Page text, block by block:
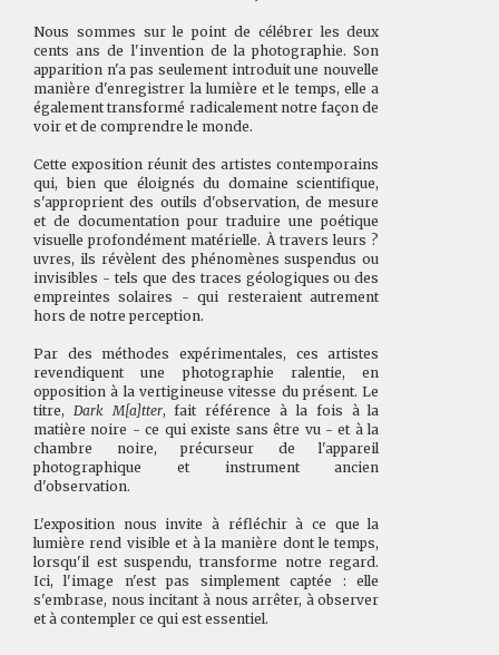
Nous sommes sur le point de célébrer les deux
cents ans de l'invention de la photographie. Son
apparition n'a pas seulement introduit une nouvelle
manière d'enregistrer la lumière et le temps, elle a
également transformé radicalement notre façon de
voir et de comprendre le monde.
Cette exposition réunit des artistes contemporains
qui, bien que éloignés du domaine scientifique,
s'approprient des outils d'observation, de mesure
et de documentation pour traduire une poétique
visuelle profondément matérielle. À travers leurs ?
uvres, ils révèlent des phénomènes suspendus ou
invisibles - tels que des traces géologiques ou des
empreintes solaires - qui resteraient autrement
hors de notre perception.
Par des méthodes expérimentales, ces artistes
revendiquent une photographie ralentie, en
opposition à la vertigineuse vitesse du présent. Le
titre, Dark M[a]tter, fait référence à la fois à la
matière noire - ce qui existe sans être vu - et à la
chambre noire, précurseur de l'appareil
photographique et instrument ancien
d'observation.
L'exposition nous invite à réfléchir à ce que la
lumière rend visible et à la manière dont le temps,
lorsqu'il est suspendu, transforme notre regard.
Ici, l'image n'est pas simplement captée : elle
s'embrase, nous incitant à nous arrêter, à observer
et à contempler ce qui est essentiel.